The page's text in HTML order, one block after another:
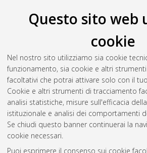
Questo sito web
cookie
Nel nostro sito utilizziamo sia cookie
funzionamento, sia cookie e altri
facoltativi che potrai attivare solo con il
Cookie e altri strumenti di tracciamento
analisi statistiche, misure sull'efficacia
istituzionale e analisi dei comportamenti
Se chiudi questo banner continuerai la
cookie necessari.
Puoi esprimere il consenso sui cookie
Vedi altre
Gestione del